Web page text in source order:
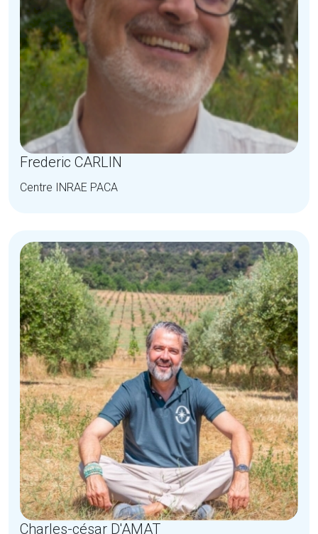
Frederic CARLIN
Centre INRAE PACA
Charles-césar D'AMAT